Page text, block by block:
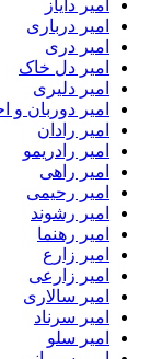
امیر دایاز
امیر درباری
امیر دری
امیر دل خاک
امیر دلیری
امیر دوربان و
امیر رادان
امیر رادریمو
امیر راهی
امیر رحیمی
امیر رشوند
امیر رهنما
امیر زارع
امیر زارعی
امیر سالاری
امیر سرناد
امیر سلو